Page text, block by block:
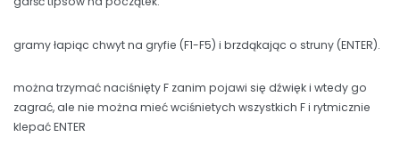
gramy łapiąc chwyt na gryfie (F1-F5) i brzdąkając o struny (ENTER).
można trzymać naciśnięty F zanim pojawi się dźwięk i wtedy go
zagrać, ale nie można mieć wciśnietych wszystkich F i rytmicznie
klepać ENTER